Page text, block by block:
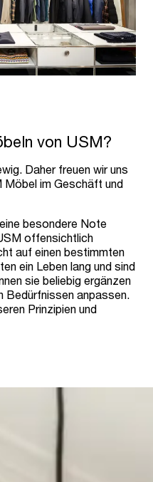
von USM?
Daher freuen wir uns
Möbel im Geschäft und
besondere Note
offensichtlich
auf einen bestimmten
ein Leben lang und sind
sie beliebig ergänzen
Bedürfnissen anpassen.
Prinzipien und